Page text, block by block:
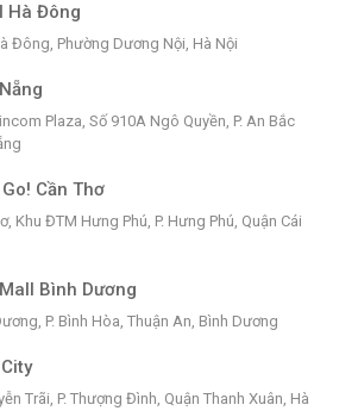
Hà Đông
Đông, Phường Dương Nội, Hà Nội
Plaza, Số 910A Ngô Quyền, P. An Bắc
Cần Thơ
Khu ĐTM Hưng Phú, P. Hưng Phú, Quận Cái
Bình Dương
P. Bình Hòa, Thuận An, Bình Dương
Trãi, P. Thượng Đình, Quận Thanh Xuân, Hà